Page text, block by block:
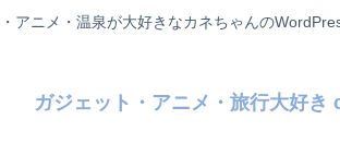
アニメ・温泉が大好きなカネちゃんの
ガジェット・アニメ・旅行大好き